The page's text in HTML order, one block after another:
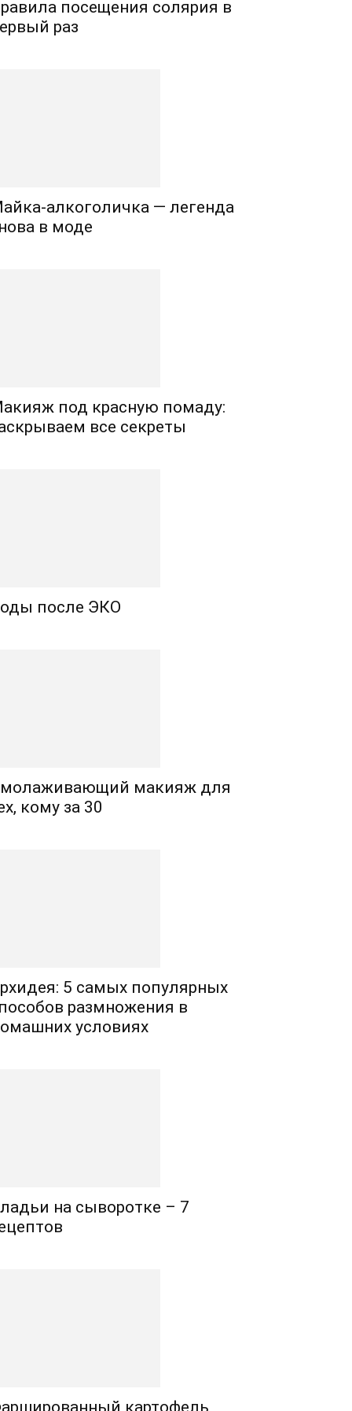
посещения солярия в
раз
алкоголичка — легенда
в моде
под красную помаду:
все секреты
после ЭКО
макияж для
кому за 30
5 самых популярных
размножения в
условиях
на сыворотке – 7
картофель,